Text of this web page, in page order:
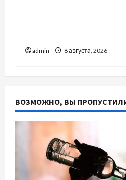
admin 8 августа, 2026
ВОЗМОЖНО, ВЫ